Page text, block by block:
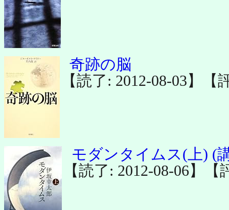
奇跡の脳
【読了: 2012-08-03】【
モダンタイムス(上) (
【読了: 2012-08-06】【